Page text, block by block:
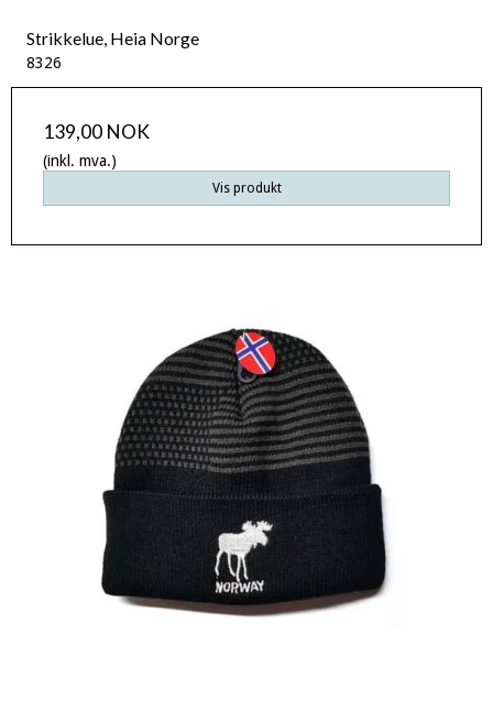
Strikkelue, Heia Norge
8326
139,00 NOK
(inkl. mva.)
Vis produkt